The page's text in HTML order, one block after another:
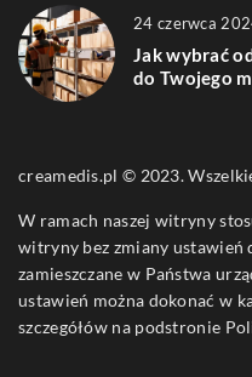
24 czerwca
Jak wybrać
do Twojego
creamedis.pl © 2023.
W ramach naszej witryny
witryny bez zmiany ustawień
zamieszczane w Państwa
ustawień można dokonać w
szczegółów na podstronie